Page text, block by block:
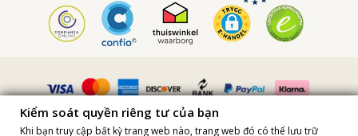
Kiểm soát quyền riêng tư của bạn
Khi bạn truy cập bất kỳ trang web nào, trang web đó có thể lưu trữ